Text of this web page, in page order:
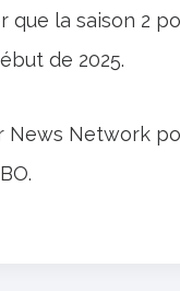
que la saison 2
de 2025.
Network